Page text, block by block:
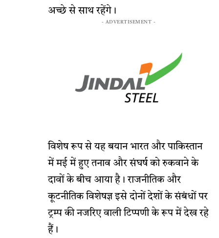
अच्छे से साथ रहेंगे।
- ADVERTISEMENT -
विशेष रूप से यह बयान भारत और पाकिस्तान
में मई में हुए तनाव और संघर्ष को रुकवाने के
दावों के बीच आया है। राजनीतिक और
कूटनीतिक विशेषज्ञ इसे दोनों देशों के संबंधों पर
ट्रम्प की नजरिए वाली टिप्पणी के रूप में देख रहे
हैं।